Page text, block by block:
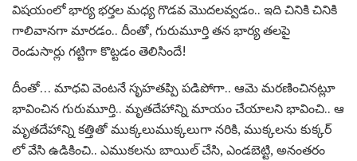
విషయంలో భార్య భర్తల మధ్య గొడవ మొదలవ్వడం.. ఇది చినికి చినికి
గాలివానగా మారడం.. దీంతో, గురుమూర్తి తన భార్య తలపై
రెండుసార్లు గట్టిగా కొట్టడం తెలిసిందే!
దీంతో… మాధవి వెంటనే సృహతప్పి పడిపోగా.. ఆమె మరణించినట్లూ
భావించిన గురుమూర్తి.. మృతదేహాన్ని మాయం చేయాలని భావించి.. ఆ
మృతదేహాన్ని కత్తితో ముక్కలుముక్కలుగా నరికి, ముక్కలను కుక్కర్
లో వేసి ఉడికించి.. ఎముకలను బాయిల్ చేసి, ఎండబెట్టి, అనంతరం